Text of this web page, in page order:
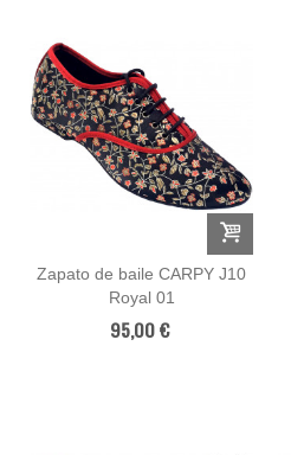
Zapato de baile CARPY J10
Royal 01
95,00 €